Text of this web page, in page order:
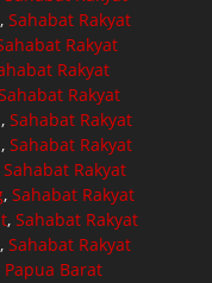
, Sahabat Rakyat
Rakyat
Rakyat
Rakyat
,Sahabat Rakyat
,Sahabat Rakyat
Sahabat Rakyat
,Sahabat Rakyat
,Sahabat Rakyat
,Sahabat Rakyat
Papua Barat